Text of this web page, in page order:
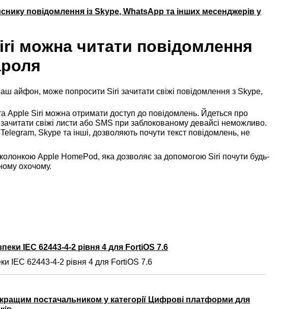
повідомлення із Skype, WhatsApp та інших месенджерів у
можна читати повідомлення
айфон, може попросити Siri зачитати свіжі повідомлення з Skype,
Apple Siri можна отримати доступ до повідомлень. Йдеться про
свіжі листи або SMS при заблокованому девайсі неможливо.
Skype та інші, дозволяють почути текст повідомлень, не
Apple HomePod, яка дозволяє за допомогою Siri почути будь-
охочому.
IEC 62443-4-2 рівня 4 для FortiOS 7.6
IEC 62443-4-2 рівня 4 для FortiOS 7.6
постачальником у категорії Цифрові платформи для